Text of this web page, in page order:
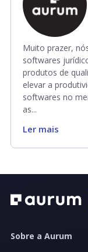
Muito prazer,
softwares
produtos de
elevar a
softwares no
as...
Ler mais
Sobre a Aurum